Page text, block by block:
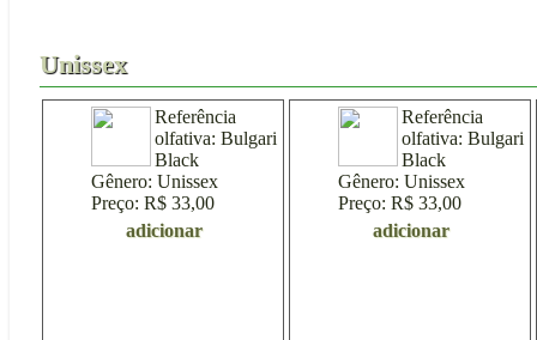
Unissex
Referência
olfativa: Bulgari
Black
Gênero: Unissex
Preço: R$ 33,00
adicionar
Referência
olfativa: Bulgari
Black
Gênero: Unissex
Preço: R$ 33,00
adicionar